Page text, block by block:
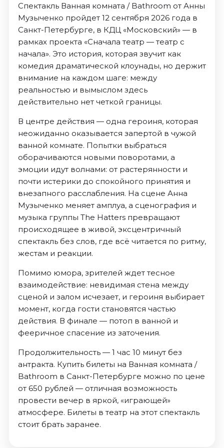
Спектакль Ванная комната / Bathroom от Анны
Музыченко пройдет 12 сентября 2026 года в
Санкт-Петербурге, в КДЦ «Московский» — в
рамках проекта «Сначала театр — театр с
начала». Это история, которая звучит как
комедия драматической клоунады, но держит
внимание на каждом шаге: между
реальностью и вымыслом здесь
действительно нет четкой границы.
В центре действия — одна героиня, которая
неожиданно оказывается запертой в чужой
ванной комнате. Попытки выбраться
оборачиваются новыми поворотами, а
эмоции идут волнами: от растерянности и
почти истерики до спокойного принятия и
внезапного расслабления. На сцене Анна
Музыченко меняет амплуа, а сценография и
музыка группы The Hatters превращают
происходящее в живой, эксцентричный
спектакль без слов, где всё читается по ритму,
жестам и реакции.
Помимо юмора, зрителей ждет тесное
взаимодействие: невидимая стена между
сценой и залом исчезает, и героиня выбирает
момент, когда гости становятся частью
действия. В финале — потоп в ванной и
фееричное спасение из заточения.
Продолжительность — 1 час 10 минут без
антракта. Купить билеты на Ванная комната /
Bathroom в Санкт-Петербурге можно по цене
от 650 рублей — отличная возможность
провести вечер в яркой, «играющей»
атмосфере. Билеты в театр на этот спектакль
стоит брать заранее.